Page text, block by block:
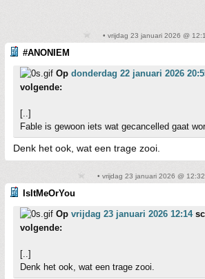
• vrijdag 23 januari 2026 @
#ANONIEM
Op donderdag 22 januari 2026
volgende:
[..]
Fable is gewoon iets wat gecancelled gaat
Denk het ook, wat een trage zooi.
• vrijdag 23 januari 2026 @ 12:32
IsItMeOrYou
Op vrijdag 23 januari 2026 12:14
volgende:
[..]
Denk het ook, wat een trage zooi.